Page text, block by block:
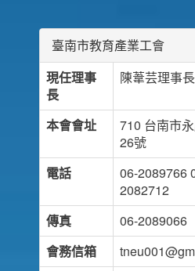
臺南市教育產業工會
現任理事
長
陳葦芸理事長
本會會址
710 台南市
26號
電話
06-2089766
2082712
傳真
06-2089066
會務信箱